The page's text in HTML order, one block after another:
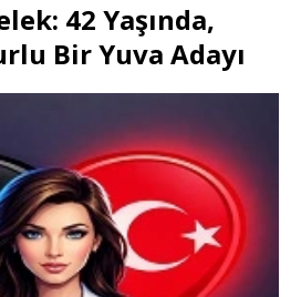
42 Yaşında,
Bir Yuva Adayı